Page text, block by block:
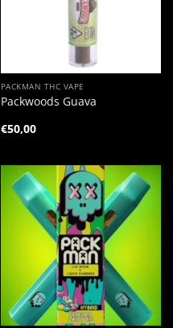
PACKMAN THC VAPE
Packwoods Guava
€50,00